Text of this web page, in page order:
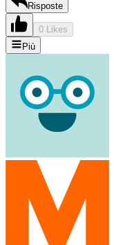
Risposte
0 Likes
Più